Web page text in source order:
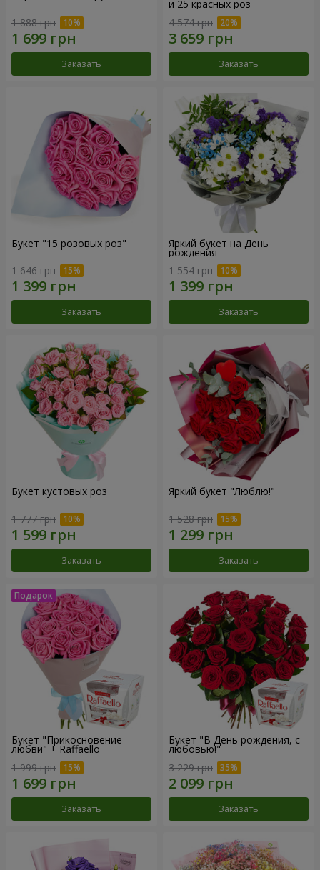
1 888 грн
Заказать
и 25 красных роз
4 574 грн
Заказать
Букет "15 розовых роз"
1 646 грн
Заказать
Яркий букет на День
рождения
1 554 грн
Заказать
Букет кустовых роз
1 777 грн
Заказать
Яркий букет "Люблю!"
1 528 грн
Заказать
Букет "Прикосновение
любви" + Raffaello
1 999 грн
Заказать
Букет "В День рождения, с
любовью!"
3 229 грн
Заказать